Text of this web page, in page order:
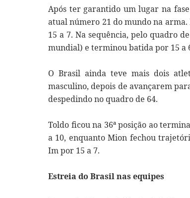
Após ter garantido um lugar na
atual número 21 do mundo na
15 a 7. Na sequência, pelo quadro
mundial) e terminou batida por 15 a
O Brasil ainda teve mais dois
masculino, depois de avançarem
despedindo no quadro de 64.
Toldo ficou na 36ª posição ao
a 10, enquanto Mion fechou
Im por 15 a 7.
Estreia do Brasil nas equipes